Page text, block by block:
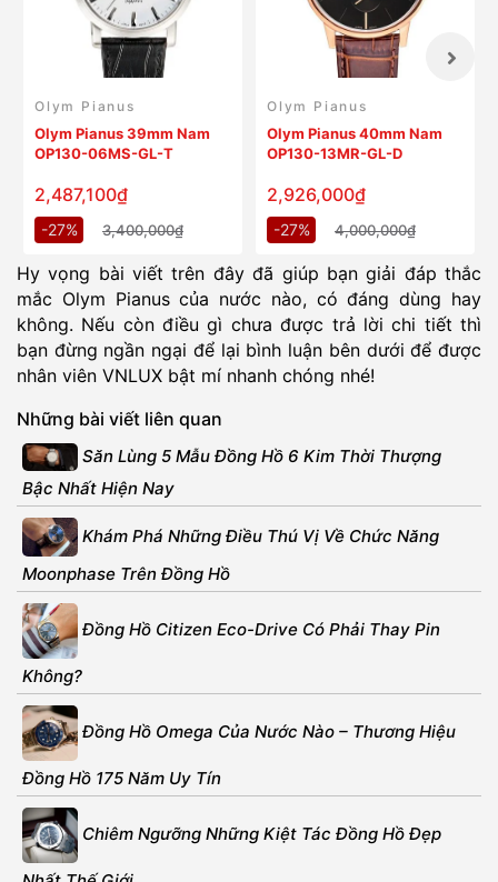
Olym Pianus
Olym Pianus 39mm Nam
OP130-06MS-GL-T
2,487,100₫
-27% 3,400,000₫
Olym Pianus
Olym Pianus 40mm Nam
OP130-13MR-GL-D
2,926,000₫
-27% 4,000,000₫
Hy vọng bài viết trên đây đã giúp bạn giải đáp thắc
mắc Olym Pianus của nước nào, có đáng dùng hay
không. Nếu còn điều gì chưa được trả lời chi tiết thì
bạn đừng ngần ngại để lại bình luận bên dưới để được
nhân viên VNLUX bật mí nhanh chóng nhé!
Những bài viết liên quan
Săn Lùng 5 Mẫu Đồng Hồ 6 Kim Thời Thượng
Bậc Nhất Hiện Nay
Khám Phá Những Điều Thú Vị Về Chức Năng
Moonphase Trên Đồng Hồ
Đồng Hồ Citizen Eco-Drive Có Phải Thay Pin
Không?
Đồng Hồ Omega Của Nước Nào – Thương Hiệu
Đồng Hồ 175 Năm Uy Tín
Chiêm Ngưỡng Những Kiệt Tác Đồng Hồ Đẹp